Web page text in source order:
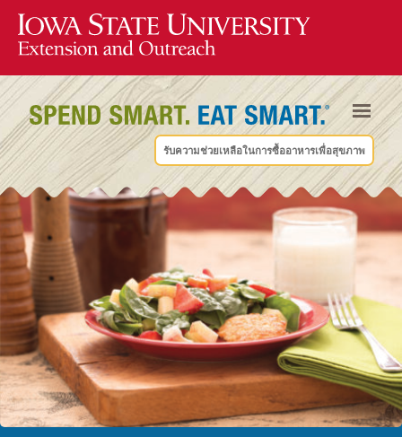
รับความช่วยเหลือในการซื้ออาหารเพื่อสุขภาพ